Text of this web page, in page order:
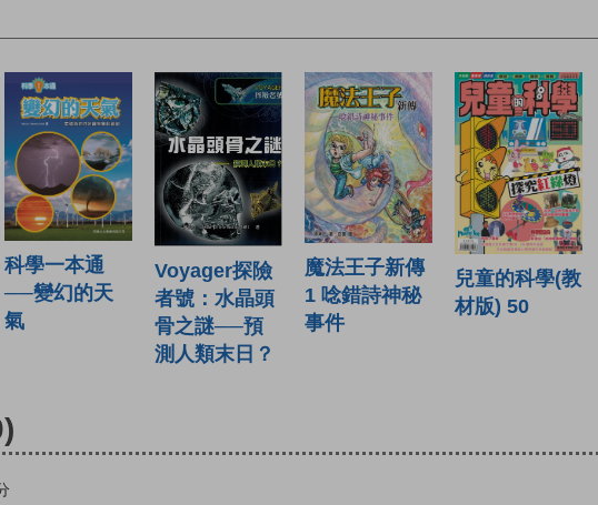
科學一本通
──變幻的天
氣
Voyager探險
者號：水晶頭
骨之謎──預
測人類末日？
魔法王子新傳
1 唸錯詩神秘
事件
兒童的科學(教
材版) 50